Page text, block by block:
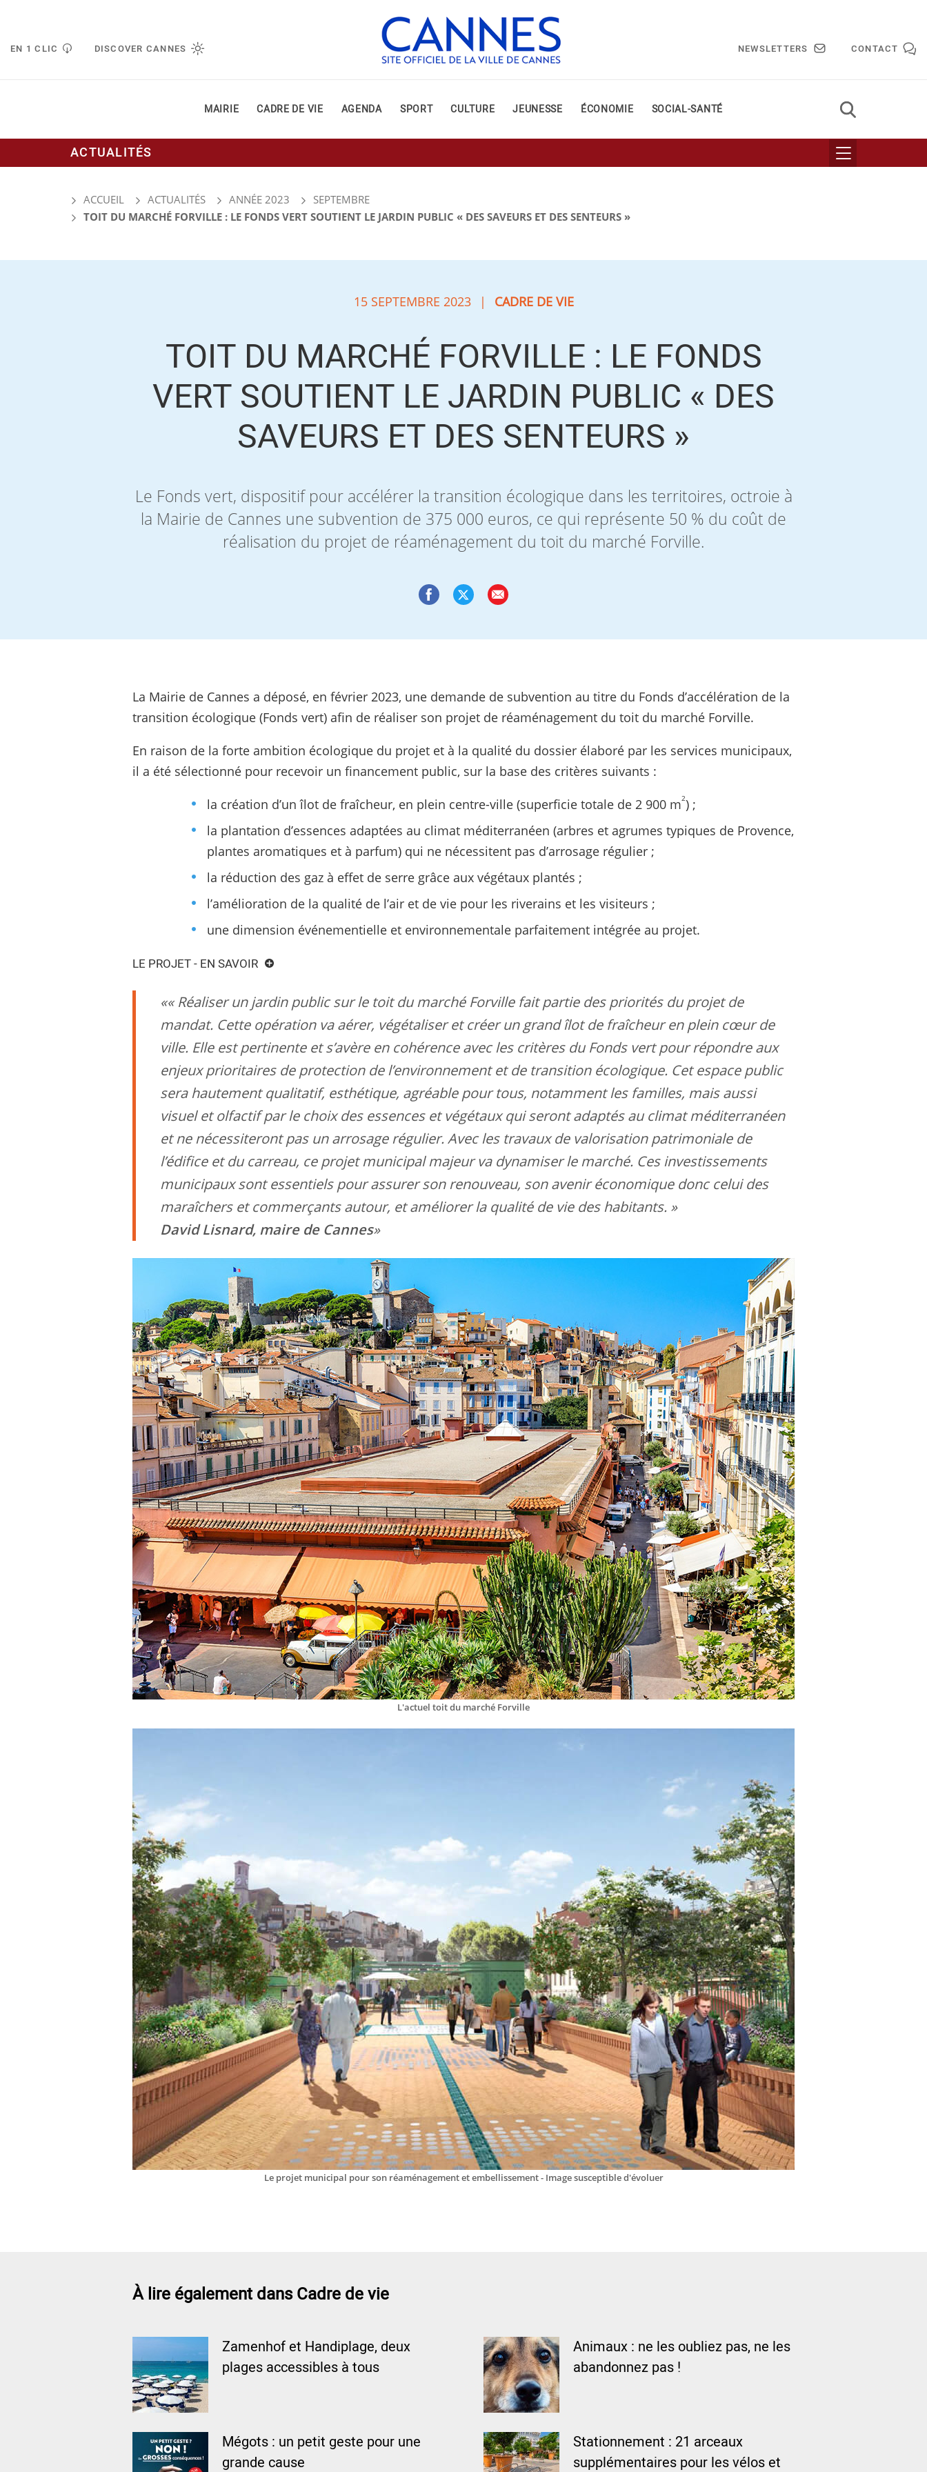
EN 1 CLIC DISCOVER CANNES NEWSLETTERS CONTACT
MAIRIE CADRE DE VIE AGENDA SPORT CULTURE JEUNESSE ÉCONOMIE SOCIAL-SANTÉ
ACTUALITÉS
ACCUEIL ACTUALITÉS ANNÉE 2023
SEPTEMBRE
TOIT DU MARCHÉ FORVILLE : LE FONDS VERT SOUTIENT LE JARDIN PUBLIC « DES SAVEURS ET DES SENTEURS »
15 SEPTEMBRE 2023 | CADRE DE VIE
TOIT DU MARCHÉ FORVILLE : LE FONDS
VERT SOUTIENT LE JARDIN PUBLIC « DES
SAVEURS ET DES SENTEURS »
Le Fonds vert, dispositif pour accélérer la transition écologique dans les territoires, octroie à
la Mairie de Cannes une subvention de 375 000 euros, ce qui représente 50 % du coût de
réalisation du projet de réaménagement du toit du marché Forville.
La Mairie de Cannes a déposé, en février 2023, une demande de subvention au titre du Fonds d’accélération de la
transition écologique (Fonds vert) afin de réaliser son projet de réaménagement du toit du marché Forville.
En raison de la forte ambition écologique du projet et à la qualité du dossier élaboré par les services municipaux,
il a été sélectionné pour recevoir un financement public, sur la base des critères suivants :
la création d’un îlot de fraîcheur, en plein centre-ville (superficie totale de 2 900 m2) ;
la plantation d’essences adaptées au climat méditerranéen (arbres et agrumes typiques de Provence,
plantes aromatiques et à parfum) qui ne nécessitent pas d’arrosage régulier ;
la réduction des gaz à effet de serre grâce aux végétaux plantés ;
l’amélioration de la qualité de l’air et de vie pour les riverains et les visiteurs ;
une dimension événementielle et environnementale parfaitement intégrée au projet.
LE PROJET - EN SAVOIR
« Réaliser un jardin public sur le toit du marché Forville fait partie des priorités du projet de
mandat. Cette opération va aérer, végétaliser et créer un grand îlot de fraîcheur en plein cœur de
ville. Elle est pertinente et s’avère en cohérence avec les critères du Fonds vert pour répondre aux
enjeux prioritaires de protection de l’environnement et de transition écologique. Cet espace public
sera hautement qualitatif, esthétique, agréable pour tous, notamment les familles, mais aussi
visuel et olfactif par le choix des essences et végétaux qui seront adaptés au climat méditerranéen
et ne nécessiteront pas un arrosage régulier. Avec les travaux de valorisation patrimoniale de
l’édifice et du carreau, ce projet municipal majeur va dynamiser le marché. Ces investissements
municipaux sont essentiels pour assurer son renouveau, son avenir économique donc celui des
maraîchers et commerçants autour, et améliorer la qualité de vie des habitants. »
David Lisnard, maire de Cannes
L'actuel toit du marché Forville
Le projet municipal pour son réaménagement et embellissement - Image susceptible d'évoluer
À lire également dans Cadre de vie
Zamenhof et Handiplage, deux
plages accessibles à tous
Animaux : ne les oubliez pas, ne les
abandonnez pas !
Mégots : un petit geste pour une
grande cause
Stationnement : 21 arceaux
supplémentaires pour les vélos et